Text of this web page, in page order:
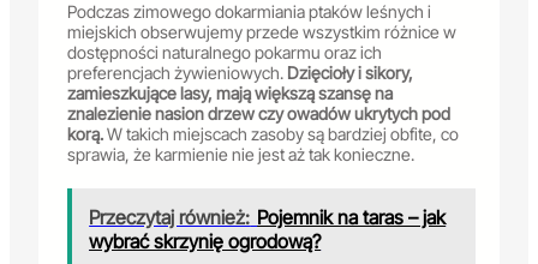
Podczas zimowego dokarmiania ptaków leśnych i
miejskich obserwujemy przede wszystkim różnice w
dostępności naturalnego pokarmu oraz ich
preferencjach żywieniowych. Dzięcioły i sikory,
zamieszkujące lasy, mają większą szansę na
znalezienie nasion drzew czy owadów ukrytych pod
korą.W takich miejscach zasoby są bardziej obfite, co
sprawia, że karmienie nie jest aż tak konieczne.
Przeczytaj również: Pojemnik na taras – jak
wybrać skrzynię ogrodową?